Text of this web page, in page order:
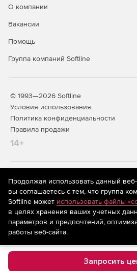
Запросить
О компании
Вакансии
Помощь
Группа компаний Softline
© 1993—2026 Softline
Условия использования
Политика конфиденциальности
Правила продажи
14+
На информационном ресурсе
рекомендательные технологии
предоставления информации на
систематизации и анализа сведений,
предпочтениям пользователей сети
находящихся на территории
Продолжая использовать данный веб-
вы соглашаетесь с тем, что группа
Softline может использовать файлы
в целях хранения ваших учетных
параметров и предпочтений,
работы веб-сайта.